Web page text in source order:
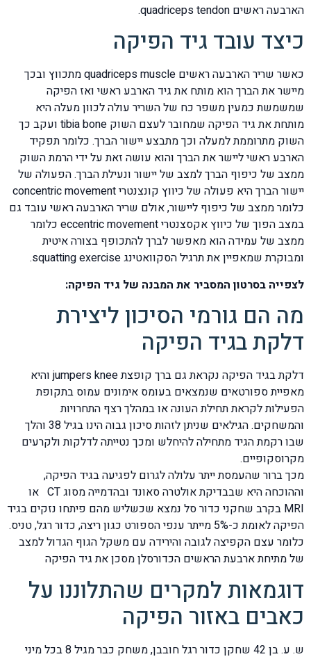
הארבעה ראשים quadriceps tendon.
כיצד עובד גיד הפיקה
כאשר שריר הארבעה ראשים quadriceps muscle מתכווץ ובכך
מיישר את הברך הוא מותח את גיד הארבע ראשי ואז הפיקה
שמשמשת כמעין משפר כח של השריר עולה לכוון מעלה היא
מותחת את גיד הפיקה שמחובר לעצם השוק tibia bone ועקב כך
השוק מתרוממת למעלה וכך מתבצע יישור הברך. כלומר תפקיד
הארבע ראשי ליישר את הברך והוא עושה זאת על ידי הרמת השוק
ממצב של כיפוף הברך למצב של יישור ונעילת הברך. הפעולה של
יישור הברך היא פעולה של כיווץ קונצנטרי concentric movement
כלומר ממצב של כיפוף ליישור, אולם שריר הארבעה ראשי עובד גם
במצב הפוך של כיווץ אקסצנטרי eccentric movement כלומר
ממצב של עמידה הוא מאפשר לברך להתכופף בצורה איטית
ומבוקרת שמאפיין את תרגיל הסקוואטינג squatting exercise.
לצפייה בסרטון המסביר את המבנה של גיד הפיקה:
מה הם גורמי הסיכון ליצירת
דלקת בגיד הפיקה
דלקת בגיד הפיקה נקראת גם ברך קופצת jumpers knee והיא
מאפיית ספורטאים שנמצאים בעומס אימונים עמוס בתקופת
הפעילות לקראת תחילת העונה או במהלך רצף התחרויות
והמשחקים. הגילאים שניתן לזהות סיכון גבוה הינו בגיל 38 והלך
שבו רקמת הגיד מתחילה להיחלש ומכך נטייתה לדלקות ולקרעים
מקרוסקופיים.
מכך ברור שהעמסת ייתר עלולה לגרום לפגיעה בגיד הפיקה,
וההוכחה היא שבבדיקת אולטרה סאונד ובהדמייה מסוג CT או
MRI בקרב שחקני כדור סל נמצא שכשליש מהם פיתחו נזקים בגיד
הפיקה לאומת כ-5% מייתר ענפי הספורט כגון ריצה, כדור רגל, טניס.
כלומר עצם הקפיצה לגובה והירידה עם משקל הגוף הגדול למצב
של מתיחת ארבעת הראשים הכדורסלן מסכן את גיד הפיקה
דוגמאות למקרים שהתלוננו על
כאבים באזור הפיקה
ש. ע. בן 42 שחקן כדור רגל חובבן, משחק כבר מגיל 8 בכל מיני